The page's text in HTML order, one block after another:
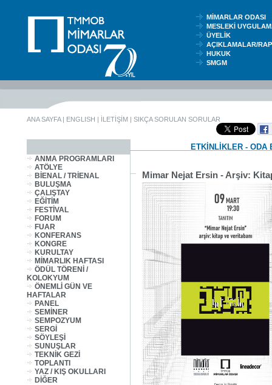
MİMARLAR ODASI
MESLEKİ
ÜYELİK
AÇIKLAMALAR/
HUKUK
SMGM
ANA SAYFA| ENGLISH | İLETİŞİM | SIKÇA SORULAN SORULAR
ANMA PROGRAMLARI
ATÖLYE
BİENAL / TRİENAL
BULUŞMA
ÇALIŞTAY
EĞİTİM
FESTİVAL
FORUM
FUAR
KONFERANS
KONGRE
KURULTAY
MİMARLIK HAFTASI
ÖDÜL TÖRENİ /
KOLOKYUM
ÖNEMLİ GÜN VE
HAFTALAR
PANEL
SEMİNER
SEMPOZYUM
SERGİ
SÖYLEŞİ
SUNUŞLAR
TEKNİK GEZİ
TOPLANTI
YAZ / KIŞ OKULLARI
DİĞER
ETKİNLİKLER - ODA
Mimar Nejat Ersin - Arşiv: